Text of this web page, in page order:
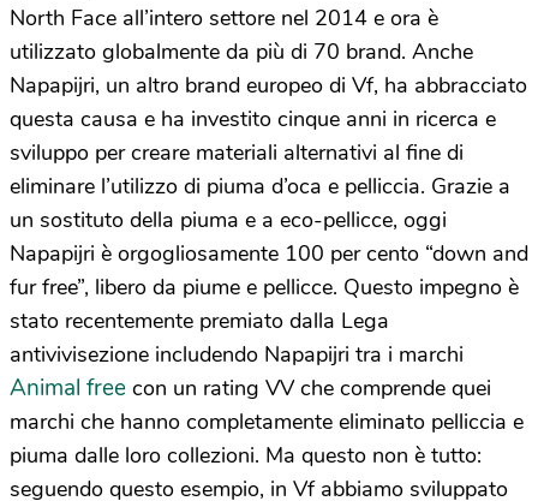
North Face all’intero settore nel 2014 e ora è
utilizzato globalmente da più di 70 brand. Anche
Napapijri, un altro brand europeo di Vf, ha abbracciato
questa causa e ha investito cinque anni in ricerca e
sviluppo per creare materiali alternativi al fine di
eliminare l’utilizzo di piuma d’oca e pelliccia. Grazie a
un sostituto della piuma e a eco-pellicce, oggi
Napapijri è orgogliosamente 100 per cento “down and
fur free”, libero da piume e pellicce. Questo impegno è
stato recentemente premiato dalla Lega
antivivisezione includendo Napapijri tra i marchi
Animal free con un rating VV che comprende quei
marchi che hanno completamente eliminato pelliccia e
piuma dalle loro collezioni. Ma questo non è tutto:
seguendo questo esempio, in Vf abbiamo sviluppato